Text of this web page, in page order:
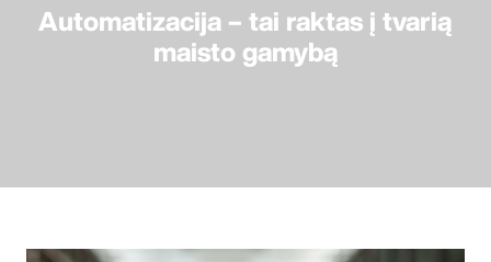
Automatizacija – tai raktas į tvarią
maisto gamybą